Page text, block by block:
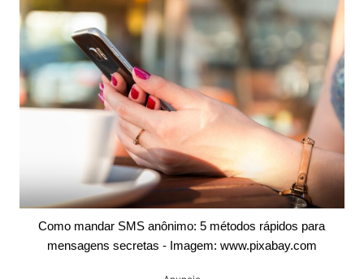
Como mandar SMS anônimo: 5 métodos rápidos para
mensagens secretas - Imagem: www.pixabay.com